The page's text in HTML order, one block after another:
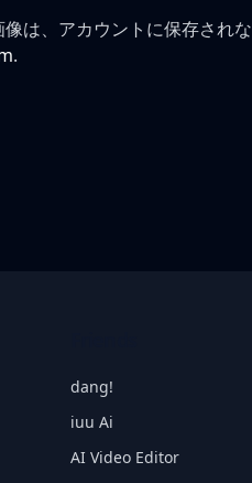
は、アカウントに保存され
.
dang!
iuu Ai
AI Video Editor